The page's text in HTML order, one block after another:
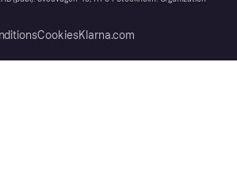
CookiesKlarna.com